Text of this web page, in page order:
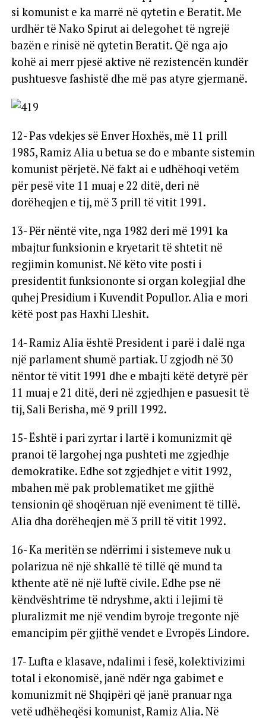
si komunist e ka marrë në qytetin e Beratit. Me
urdhër të Nako Spirut ai delegohet të ngrejë
bazën e rinisë në qytetin Beratit. Që nga ajo
kohë ai merr pjesë aktive në rezistencën kundër
pushtuesve fashistë dhe më pas atyre gjermanë.
12- Pas vdekjes së Enver Hoxhës, më 11 prill
1985, Ramiz Alia u betua se do e mbante sistemin
komunist përjetë. Në fakt ai e udhëhoqi vetëm
për pesë vite 11 muaj e 22 ditë, deri në
dorëheqjen e tij, më 3 prill të vitit 1991.
13- Për nëntë vite, nga 1982 deri më 1991 ka
mbajtur funksionin e kryetarit të shtetit në
regjimin komunist. Në këto vite posti i
presidentit funksiononte si organ kolegjial dhe
quhej Presidium i Kuvendit Popullor. Alia e mori
këtë post pas Haxhi Lleshit.
14- Ramiz Alia është President i parë i dalë nga
një parlament shumë partiak. U zgjodh në 30
nëntor të vitit 1991 dhe e mbajti këtë detyrë për
11 muaj e 21 ditë, deri në zgjedhjen e pasuesit të
tij, Sali Berisha, më 9 prill 1992.
15- Është i pari zyrtar i lartë i komunizmit që
pranoi të largohej nga pushteti me zgjedhje
demokratike. Edhe sot zgjedhjet e vitit 1992,
mbahen më pak problematiket me gjithë
tensionin që shoqëruan një eveniment të tillë.
Alia dha dorëheqjen më 3 prill të vitit 1992.
16- Ka meritën se ndërrimi i sistemeve nuk u
polarizua në një shkallë të tillë që mund ta
kthente atë në një luftë civile. Edhe pse në
këndvështrime të ndryshme, akti i lejimi të
pluralizmit me një vendim byroje tregonte një
emancipim për gjithë vendet e Evropës Lindore.
17- Lufta e klasave, ndalimi i fesë, kolektivizimi
total i ekonomisë, janë ndër nga gabimet e
komunizmit në Shqipëri që janë pranuar nga
vetë udhëheqësi komunist, Ramiz Alia. Në